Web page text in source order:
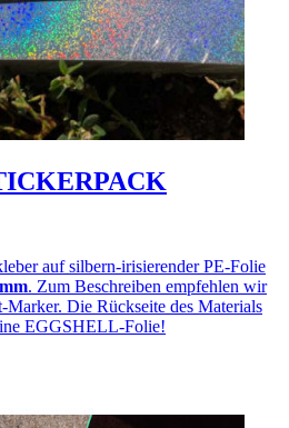
auf silbern-irisierender PE-Folie
. Zum Beschreiben empfehlen wir
Marker. Die Rückseite des Materials
EGGSHELL-Folie!